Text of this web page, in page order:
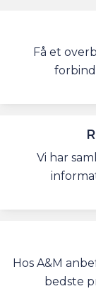
Få et
Vi har
Hos A&M
bedste